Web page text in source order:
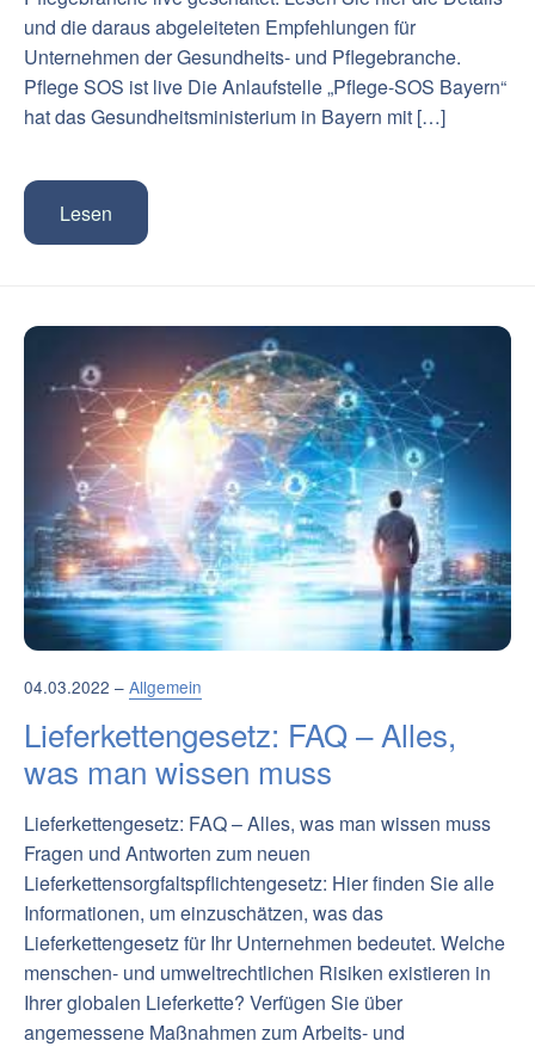
und die daraus abgeleiteten Empfehlungen für
Unternehmen der Gesundheits- und Pflegebranche.
Pflege SOS ist live Die Anlaufstelle „Pflege-SOS Bayern“
hat das Gesundheitsministerium in Bayern mit […]
Lesen
04.03.2022 – Allgemein
Lieferkettengesetz: FAQ – Alles,
was man wissen muss
Lieferkettengesetz: FAQ – Alles, was man wissen muss
Fragen und Antworten zum neuen
Lieferkettensorgfaltspflichtengesetz: Hier finden Sie alle
Informationen, um einzuschätzen, was das
Lieferkettengesetz für Ihr Unternehmen bedeutet. Welche
menschen- und umweltrechtlichen Risiken existieren in
Ihrer globalen Lieferkette? Verfügen Sie über
angemessene Maßnahmen zum Arbeits- und